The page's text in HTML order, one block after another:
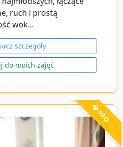
ruch i prostą
wok...
szczegóły
do moich zajęć
💎 PRO